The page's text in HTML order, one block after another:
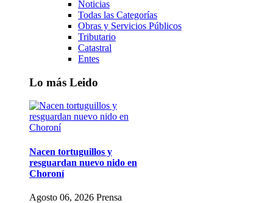
Noticias
Todas las Categorías
Obras y Servicios Públicos
Tributario
Catastral
Entes
Lo más Leido
Nacen tortuguillos y
resguardan nuevo nido en
Choroní
Agosto 06, 2026 Prensa